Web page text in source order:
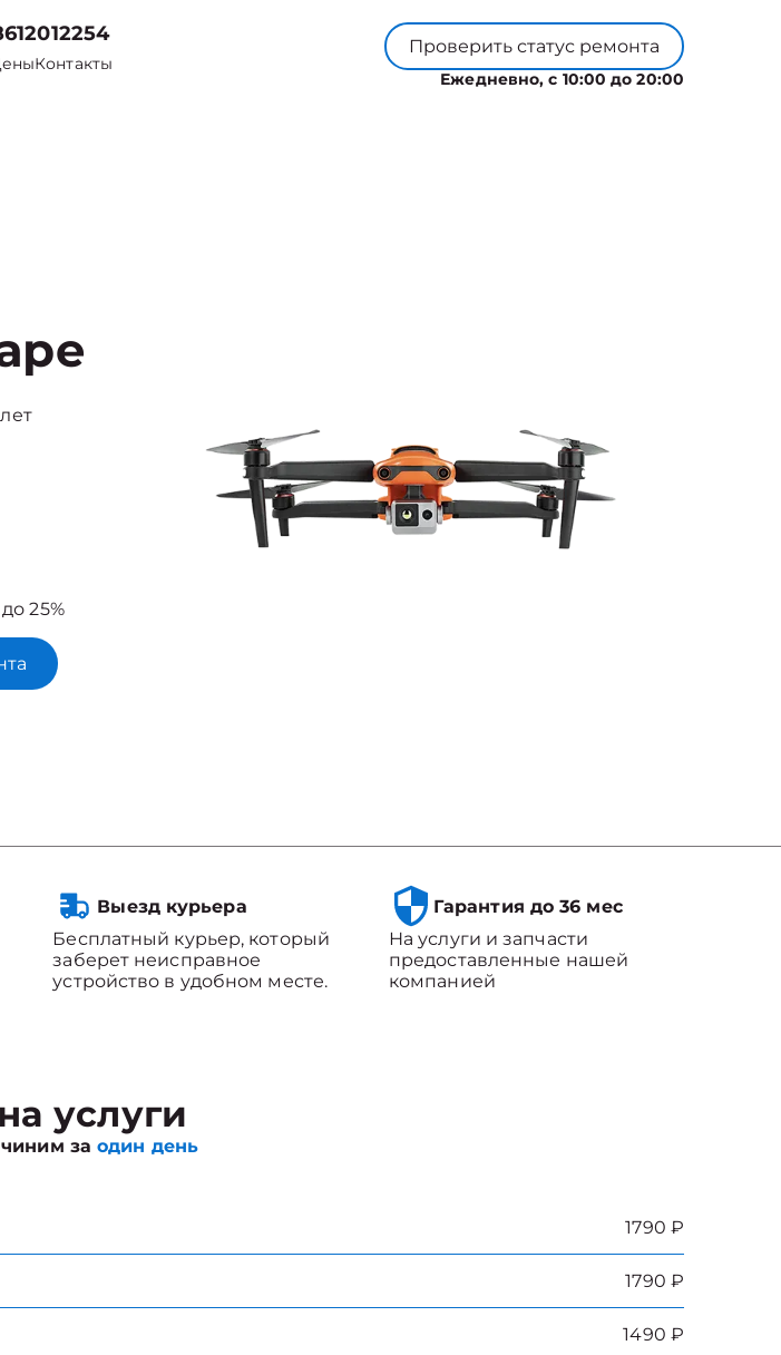
Контакты
Проверить статус ремонта
Ежедневно, с 10:00 до 20:00
25%
Выезд курьера
Бесплатный курьер, который
заберет неисправное
устройство в удобном месте.
Гарантия до 36 мес
На услуги и запчасти
предоставленные нашей
компанией
услуги
чиним заодин день
1790 ₽
1790 ₽
1490 ₽